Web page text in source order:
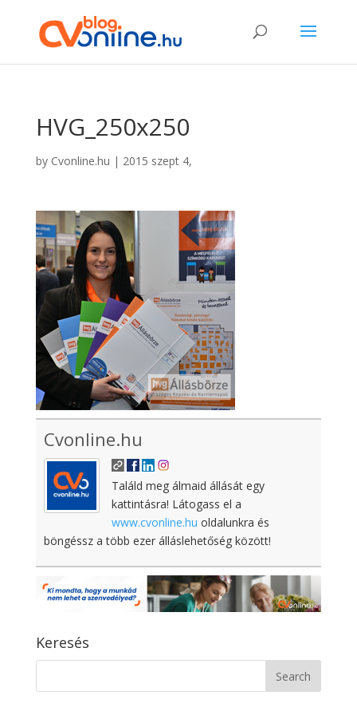
HVG_250x250
by Cvonline.hu | 2015 szept 4,
Cvonline.hu
Találd meg álmaid állását egy
kattintásra! Látogass el a
www.cvonline.hu oldalunkra és
böngéssz a több ezer álláslehetőség között!
Keresés